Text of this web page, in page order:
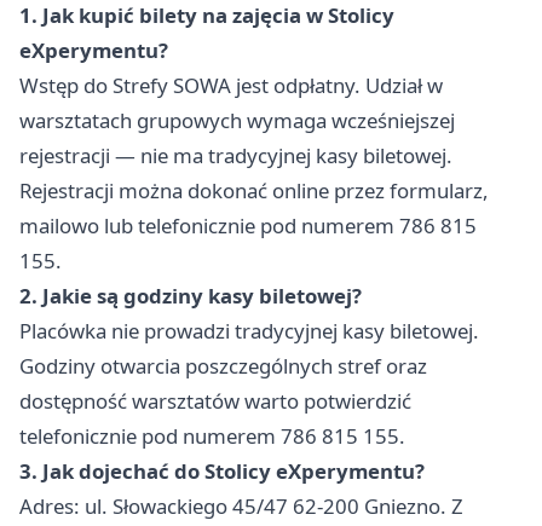
1. Jak kupić bilety na zajęcia w Stolicy
eXperymentu?
Wstęp do Strefy SOWA jest odpłatny. Udział w
warsztatach grupowych wymaga wcześniejszej
rejestracji — nie ma tradycyjnej kasy biletowej.
Rejestracji można dokonać online przez formularz,
mailowo lub telefonicznie pod numerem 786 815
155.
2. Jakie są godziny kasy biletowej?
Placówka nie prowadzi tradycyjnej kasy biletowej.
Godziny otwarcia poszczególnych stref oraz
dostępność warsztatów warto potwierdzić
telefonicznie pod numerem 786 815 155.
3. Jak dojechać do Stolicy eXperymentu?
Adres: ul. Słowackiego 45/47 62-200 Gniezno. Z